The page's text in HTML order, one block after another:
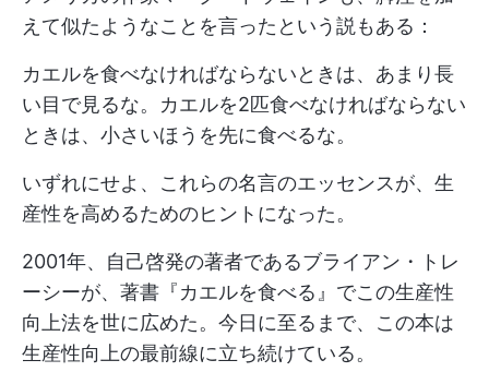
えて似たようなことを言ったという説もある：
カエルを食べなければならないときは、あまり長
い目で見るな。カエルを2匹食べなければならない
ときは、小さいほうを先に食べるな。
いずれにせよ、これらの名言のエッセンスが、生
産性を高めるためのヒントになった。
2001年、自己啓発の著者であるブライアン・トレ
ーシーが、著書『カエルを食べる』でこの生産性
向上法を世に広めた。今日に至るまで、この本は
生産性向上の最前線に立ち続けている。